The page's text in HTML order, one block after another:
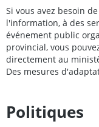
Si vous avez besoin
l'information, à des
événement public
provincial, vous
directement au
Des mesures
Politiques